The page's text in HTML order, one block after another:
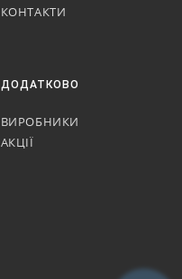
КОНТАКТИ
ДОДАТКОВО
ВИРОБНИКИ
АКЦІЇ